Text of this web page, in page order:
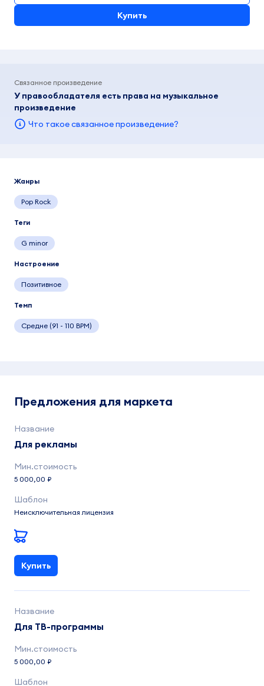
Купить
Связанное произведение
У правообладателя есть права на музыкальное
произведение
Что такое связанное произведение?
Жанры
Pop Rock
Теги
G minor
Настроение
Позитивное
Темп
Средне (91 - 110 BPM)
Предложения для маркета
Для рекламы
5 000,00 ₽
Неисключительная лицензия
Купить
Для ТВ-программы
5 000,00 ₽